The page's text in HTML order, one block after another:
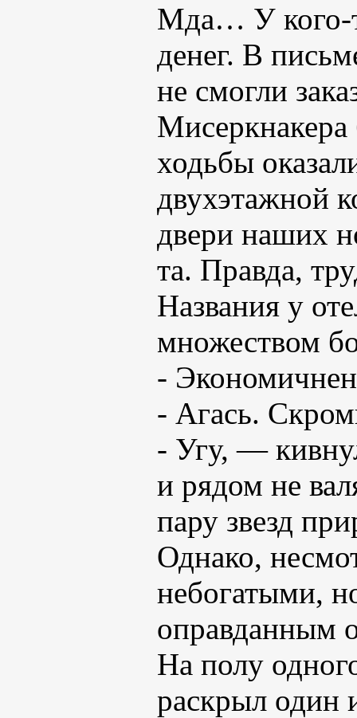
Мда… У кого-
денег. В
не смогли
ходьбы
двухэтажной
двери наших
та. Правда,
Названия у
множеством
-
- Агась.
- Угу, —
и рядом не
пару звезд
Однако,
небогатыми,
оправданным
На полу
раскрыл один